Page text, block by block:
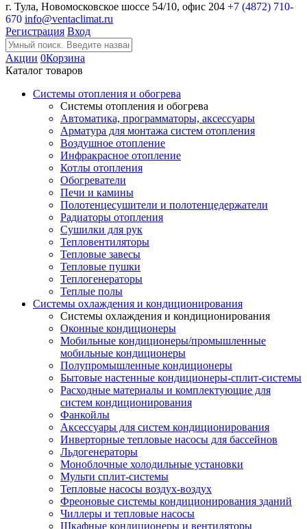
г. Тула, Новомосковское шоссе 54/10, офис 204 +7 (4872) 710-
670 info@ventaclimat.ru
Регистрация Вход
Акции 0Корзина
Каталог товаров
Системы отопления и обогрева
Системы отопления и обогрева
Автоматика, программаторы, аксессуары
Арматура для монтажа систем отопления
Воздушное отопление
Инфракрасное отопление
Котлы отопления
Обогреватели
Печи и камины
Полотенцесушители и полотенцедержатели
Радиаторы отопления
Сушилки для рук
Тепловентиляторы
Тепловые завесы
Тепловые пушки
Теплогенераторы
Теплые полы
Системы охлаждения и кондиционирования
Системы охлаждения и кондиционирования
Оконные кондиционеры
Мобильные кондиционеры/промышленные
мобильные кондиционеры
Полупромышленные кондиционеры
Бытовые настенные кондиционеры-сплит-системы
Расходные материалы и комплектующие для
систем кондиционирования
Фанкойлы
Аксессуары для систем кондиционирования
Инверторные тепловые насосы для бассейнов
Льдогенераторы
Моноблочные холодильные установки
Мульти сплит-системы
Тепловые насосы воздух-воздух
Фреоновые системы кондиционирования зданий
Чиллеры и тепловые насосы
Шкафные кондиционеры и вентиляторы